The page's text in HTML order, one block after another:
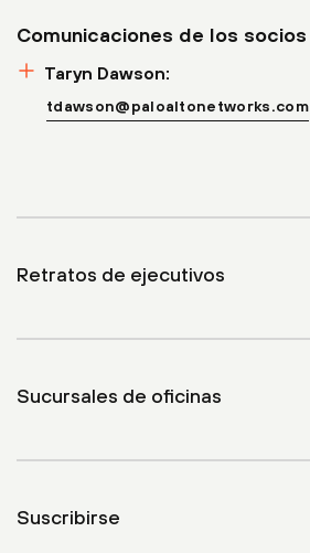
Comunicaciones de los socios
Taryn Dawson:
tdawson@paloaltonetworks.com
Retratos de ejecutivos
Sucursales de oficinas
Suscribirse